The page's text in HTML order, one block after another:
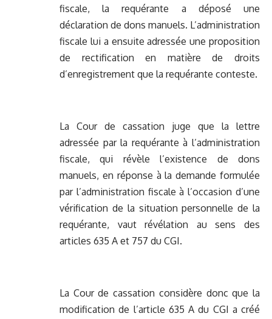
fiscale, la requérante a déposé une
déclaration de dons manuels. L’administration
fiscale lui a ensuite adressée une proposition
de rectification en matière de droits
d’enregistrement que la requérante conteste.
La Cour de cassation juge que la lettre
adressée par la requérante à l’administration
fiscale, qui révèle l’existence de dons
manuels, en réponse à la demande formulée
par l’administration fiscale à l’occasion d’une
vérification de la situation personnelle de la
requérante, vaut révélation au sens des
articles 635 A et 757 du CGI.
La Cour de cassation considère donc que la
modification de l’article 635 A du CGI a créé